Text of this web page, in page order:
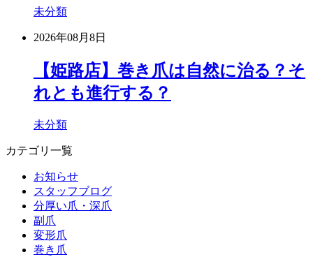
未分類
2026年08月8日
【姫路店】巻き爪は自然に治る？そ
れとも進行する？
未分類
カテゴリ一覧
お知らせ
スタッフブログ
分厚い爪・深爪
副爪
変形爪
巻き爪